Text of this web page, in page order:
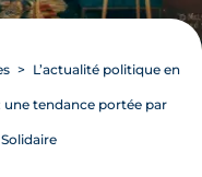
L’actualité politique en
une tendance portée par